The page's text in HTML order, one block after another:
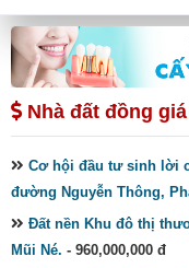
Nhà đất đồng giá
Cơ hội đầu tư sinh lời
đường Nguyễn Thông,
Đất nền Khu đô thị
Mũi Né. - 960,000,000 đ